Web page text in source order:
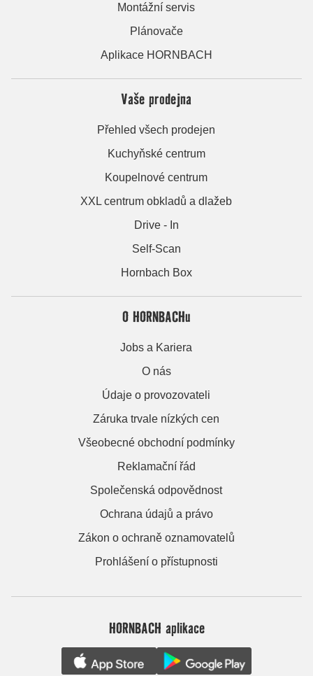
Montážní servis
Plánovače
Aplikace HORNBACH
Vaše prodejna
Přehled všech prodejen
Kuchyňské centrum
Koupelnové centrum
XXL centrum obkladů a dlažeb
Drive - In
Self-Scan
Hornbach Box
O HORNBACHu
Jobs a Kariera
O nás
Údaje o provozovateli
Záruka trvale nízkých cen
Všeobecné obchodní podmínky
Reklamační řád
Společenská odpovědnost
Ochrana údajů a právo
Zákon o ochraně oznamovatelů
Prohlášení o přístupnosti
HORNBACH aplikace